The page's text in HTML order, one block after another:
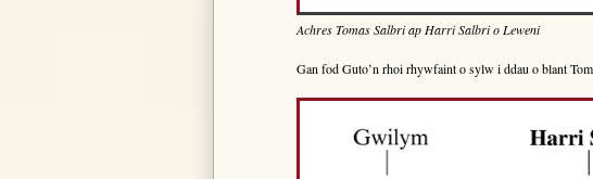
Achres Tomas Salbri ap Harri Salbri o Leweni
Gan fod Guto’n rhoi rhywfaint o sylw i ddau o blant